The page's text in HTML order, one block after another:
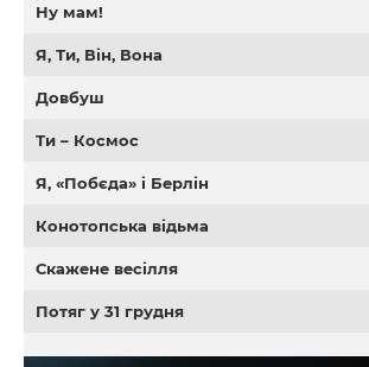
Ну мам!
Я, Ти, Він, Вона
Довбуш
Ти – Космос
Я, «Побєда» і Берлін
Конотопська відьма
Скажене весілля
Потяг у 31 грудня